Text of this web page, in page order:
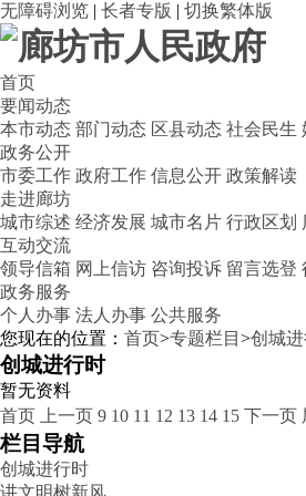
无障碍浏览 | 长者专版 | 切换繁体版
首页
要闻动态
本市动态 部门动态 区县动态 社会民生
政务公开
市委工作 政府工作 信息公开 政策解读
走进廊坊
城市综述 经济发展 城市名片 行政区划
互动交流
领导信箱 网上信访 咨询投诉 留言选登
政务服务
个人办事 法人办事 公共服务
您现在的位置： 首页>专题栏目 >创城
创城进行时
暂无资料
首页
上一页 9 10 11 12 13 14 15 下一页
栏目导航
创城进行时
讲文明树新风